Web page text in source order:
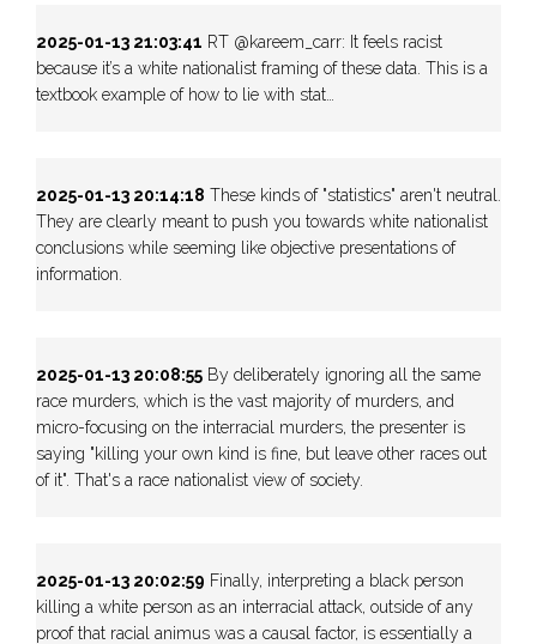
2025-01-13 21:03:41 RT @kareem_carr: It feels racist
because it’s a white nationalist framing of these data. This is a
textbook example of how to lie with stat…
2025-01-13 20:14:18 These kinds of "statistics" aren't neutral.
They are clearly meant to push you towards white nationalist
conclusions while seeming like objective presentations of
information.
2025-01-13 20:08:55 By deliberately ignoring all the same
race murders, which is the vast majority of murders, and
micro-focusing on the interracial murders, the presenter is
saying "killing your own kind is fine, but leave other races out
of it". That's a race nationalist view of society.
2025-01-13 20:02:59 Finally, interpreting a black person
killing a white person as an interracial attack, outside of any
proof that racial animus was a causal factor, is essentially a